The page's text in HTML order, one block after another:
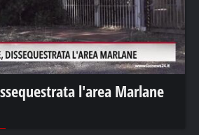
l'area Marlane